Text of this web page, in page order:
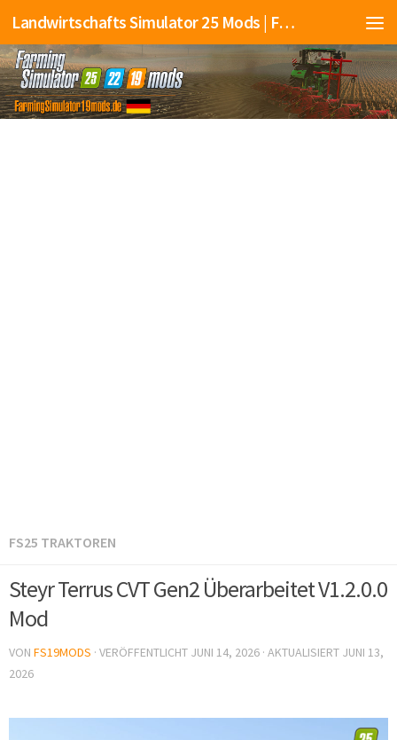
Landwirtschafts Simulator 25 Mods | Farming Simulator 25 Mods | FS25 Mods
FS25 TRAKTOREN
Steyr Terrus CVT Gen2 Überarbeitet V1.2.0.0
Mod
VON FS19MODS · VERÖFFENTLICHT JUNI 14, 2026 · AKTUALISIERT JUNI 13,
2026